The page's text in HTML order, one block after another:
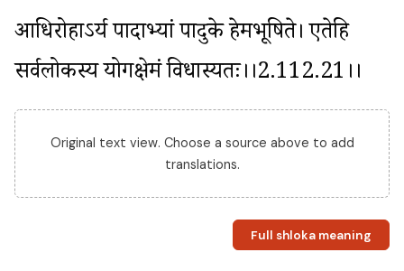
आधिरोहाऽर्य पादाभ्यां पादुके हेमभूषिते। एतेहि
सर्वलोकस्य योगक्षेमं विधास्यतः।।2.112.21।।
Original text view. Choose a source above to add
translations.
Full shloka meaning